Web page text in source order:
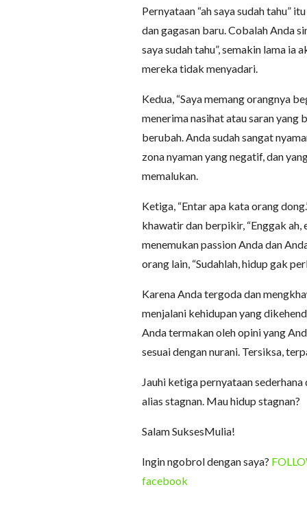
Pernyataan “ah saya sudah tahu”
dan gagasan baru. Cobalah Anda
saya sudah tahu”, semakin lama ia
mereka tidak menyadari.
Kedua, “Saya memang orangnya
menerima nasihat atau saran yang
berubah. Anda sudah sangat
zona nyaman yang negatif, dan
memalukan.
Ketiga, “Entar apa kata orang
khawatir dan berpikir, “Enggak ah,
menemukan passion Anda dan
orang lain, “Sudahlah, hidup gak
Karena Anda tergoda dan
menjalani kehidupan yang
Anda termakan oleh opini yang
sesuai dengan nurani. Tersiksa,
Jauhi ketiga pernyataan
alias stagnan. Mau hidup stagnan?
Salam SuksesMulia!
Ingin ngobrol dengan saya?
facebook